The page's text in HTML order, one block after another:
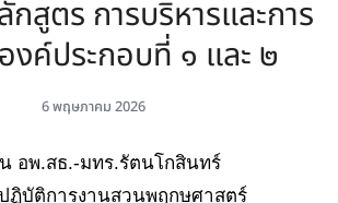
กสูตร การบริหารและการ
งค์ประกอบที่ ๑ และ ๒
6 พฤษภาคม 2026
อพ.สธ.-มทร.รัตนโกสินทร์
ฏิบัติการงานสวนพฤกษศาสตร์